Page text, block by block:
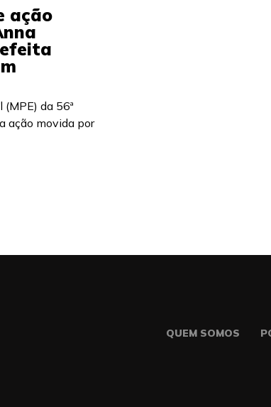
ação
da 56ª
ação movida por
QUEM SOMOS